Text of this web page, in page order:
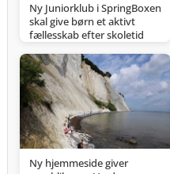
Ny Juniorklub i SpringBoxen
skal give børn et aktivt
fællesskab efter skoletid
Ny hjemmeside giver